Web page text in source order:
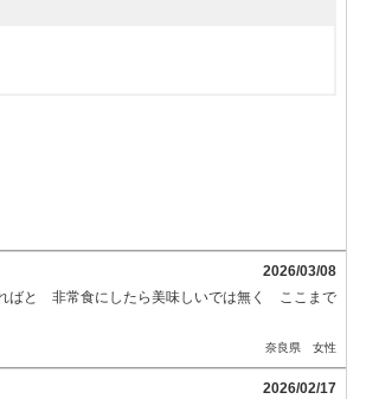
2026/03/08
ばと 非常食にしたら美味しいでは無く ここまで
奈良県 女性
2026/02/17